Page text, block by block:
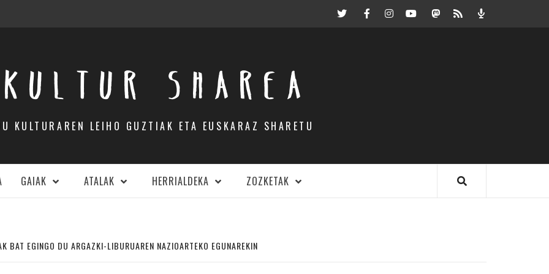
TwitterFacebookInstagramYoutubeMastodon.eus
RSS Podcast
KULTUR SHAREA
KULTURAREN LEIHO GUZTIAK ETA EUSKARAZ SHARETU
GAIAK ATALAK HERRIALDEKA ZOZKETAK
BAT EGINGO DU ARGAZKI-LIBURUAREN NAZIOARTEKO EGUNAREKIN